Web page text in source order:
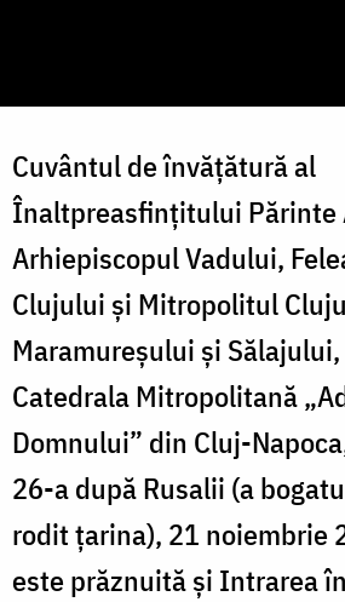
Cuvântul de învățătură al
Înaltpreasfințitului Părinte
Arhiepiscopul Vadului,
Clujului și Mitropolitul
Maramureșului și
Catedrala Mitropolitană
Domnului” din Cluj-
26-a după Rusalii (a
rodit țarina), 21 noiembrie
este prăznuită și Intrarea